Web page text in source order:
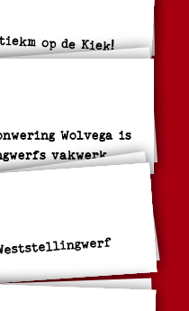
op de Kiek!
Wolvega is
vakwerk